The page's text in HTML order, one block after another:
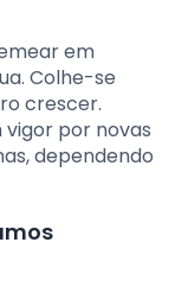
em
Colhe-se
crescer.
por novas
dependendo